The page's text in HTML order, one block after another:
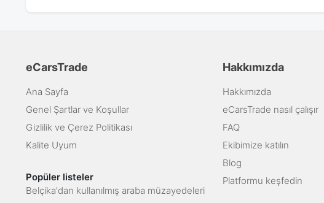
eCarsTrade
Ana Sayfa
Genel Şartlar ve Koşullar
Gizlilik ve Çerez Politikası
Kalite Uyum
Popüler listeler
Belçika'dan kullanılmış araba müzayedeleri
Hakkımızda
Hakkımızda
eCarsTrade nasıl çalışır
FAQ
Ekibimize katılın
Blog
Platformu keşfedin